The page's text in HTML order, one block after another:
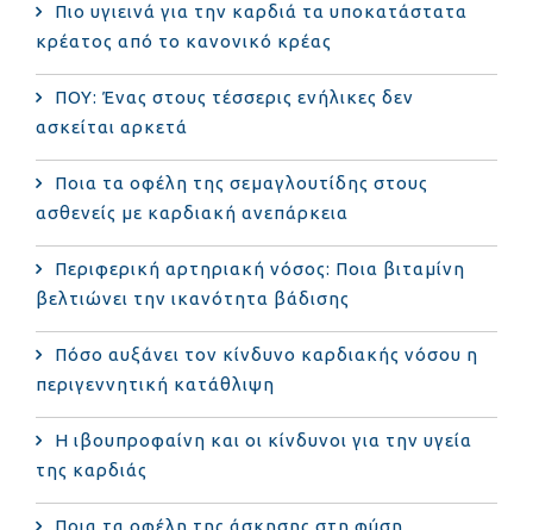
Πιο υγιεινά για την καρδιά τα υποκατάστατα
κρέατος από το κανονικό κρέας
ΠΟΥ: Ένας στους τέσσερις ενήλικες δεν
ασκείται αρκετά
Ποια τα οφέλη της σεμαγλουτίδης στους
ασθενείς με καρδιακή ανεπάρκεια
Περιφερική αρτηριακή νόσος: Ποια βιταμίνη
βελτιώνει την ικανότητα βάδισης
Πόσο αυξάνει τον κίνδυνο καρδιακής νόσου η
περιγεννητική κατάθλιψη
Η ιβουπροφαίνη και οι κίνδυνοι για την υγεία
της καρδιάς